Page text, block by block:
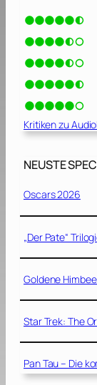
Kritiken zu
NEUSTE
Oscars 2026
„Der Pate“
Goldene
Star Trek: The
Pan Tau – Die